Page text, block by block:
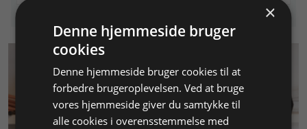
×
Denne hjemmeside bruger
cookies
Denne hjemmeside bruger cookies til at
forbedre brugeroplevelsen. Ved at bruge
vores hjemmeside giver du samtykke til
alle cookies i overensstemmelse med